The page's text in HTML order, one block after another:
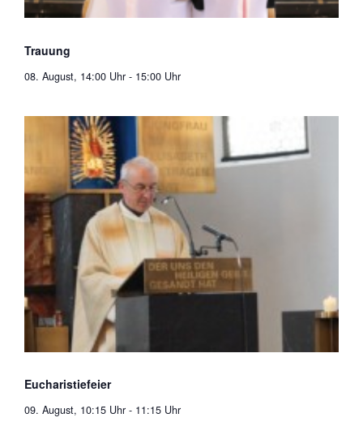
Trauung
08. August, 14:00 Uhr - 15:00 Uhr
Eucharistiefeier
09. August, 10:15 Uhr - 11:15 Uhr